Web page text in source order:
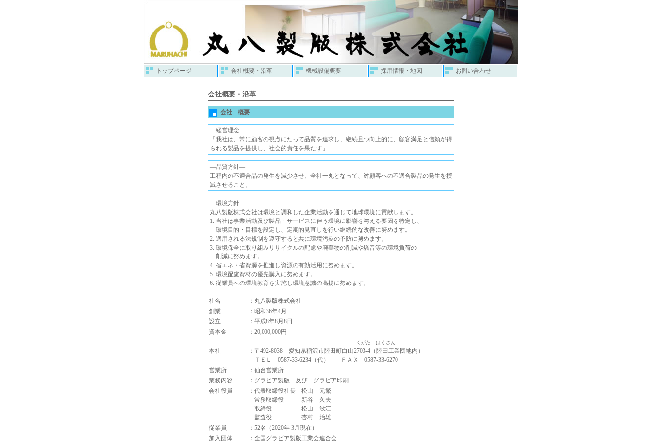
トップページ 会社概要・沿革 機械設備概要 採用情報・地図 お問い合わせ
会社概要・沿革
会社 概要
―経営理念―
「我社は、常に顧客の視点にたって品質を追求し、継続且つ向上的に、顧客満足と信頼が得
られる製品を提供し、社会的責任を果たす」
―品質方針―
工程内の不適合品の発生を減少させ、全社一丸となって、対顧客への不適合製品の発生を撲
滅させること。
―環境方針―
丸八製版株式会社は環境と調和した企業活動を通じて地球環境に貢献します。
1. 当社は事業活動及び製品・サービスに伴う環境に影響を与える要因を特定し、
環境目的・目標を設定し、定期的見直しを行い継続的な改善に努めます。
2. 適用される法規制を遵守すると共に環境汚染の予防に努めます。
3. 環境保全に取り組みリサイクルの配慮や廃棄物の削減や騒音等の環境負荷の
削減に努めます。
4. 省エネ・省資源を推進し資源の有効活用に努めます。
5. 環境配慮資材の優先購入に努めます。
6. 従業員への環境教育を実施し環境意識の高揚に努めます。
社名
：丸八製版株式会社
創業
：昭和36年4月
設立
：平成8年8月8日
資本金
：20,000,000円
本社
くがた はくさん
：〒492-8038 愛知県稲沢市陸田町白山2703-4（陸田工業団地内）
ＴＥＬ 0587-33-6234（代） ＦＡＸ 0587-33-6270
営業所
：仙台営業所
業務内容
：グラビア製版 及び グラビア印刷
会社役員
：代表取締役社長 松山 元繁
常務取締役 新谷 久夫
取締役 松山 敏江
監査役 杏村 治雄
従業員
：52名（2020年 3月現在）
加入団体
：全国グラビア製版工業会連合会